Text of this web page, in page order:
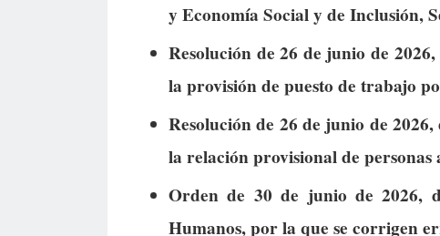
y Economía Social y de Inclusión,
Resolución de 26 de junio de
la provisión de puesto de trabajo
Resolución de 26 de junio de
la relación provisional de personas
Orden de 30 de junio de 2026,
Humanos, por la que se corrigen